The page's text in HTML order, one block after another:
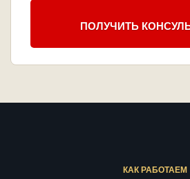
ПОЛУЧИТЬ
КАК РАБОТАЕМ